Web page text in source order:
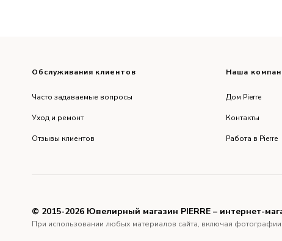
Обслуживания клиентов
Часто задаваемые вопросы
Уход и ремонт
Отзывы клиентов
Наша
Дом Pierre
Контакты
Работа в Pierre
© 2015-2026 Ювелирный магазин PIERRE – интернет-
При использовании любых материалов сайта, включая